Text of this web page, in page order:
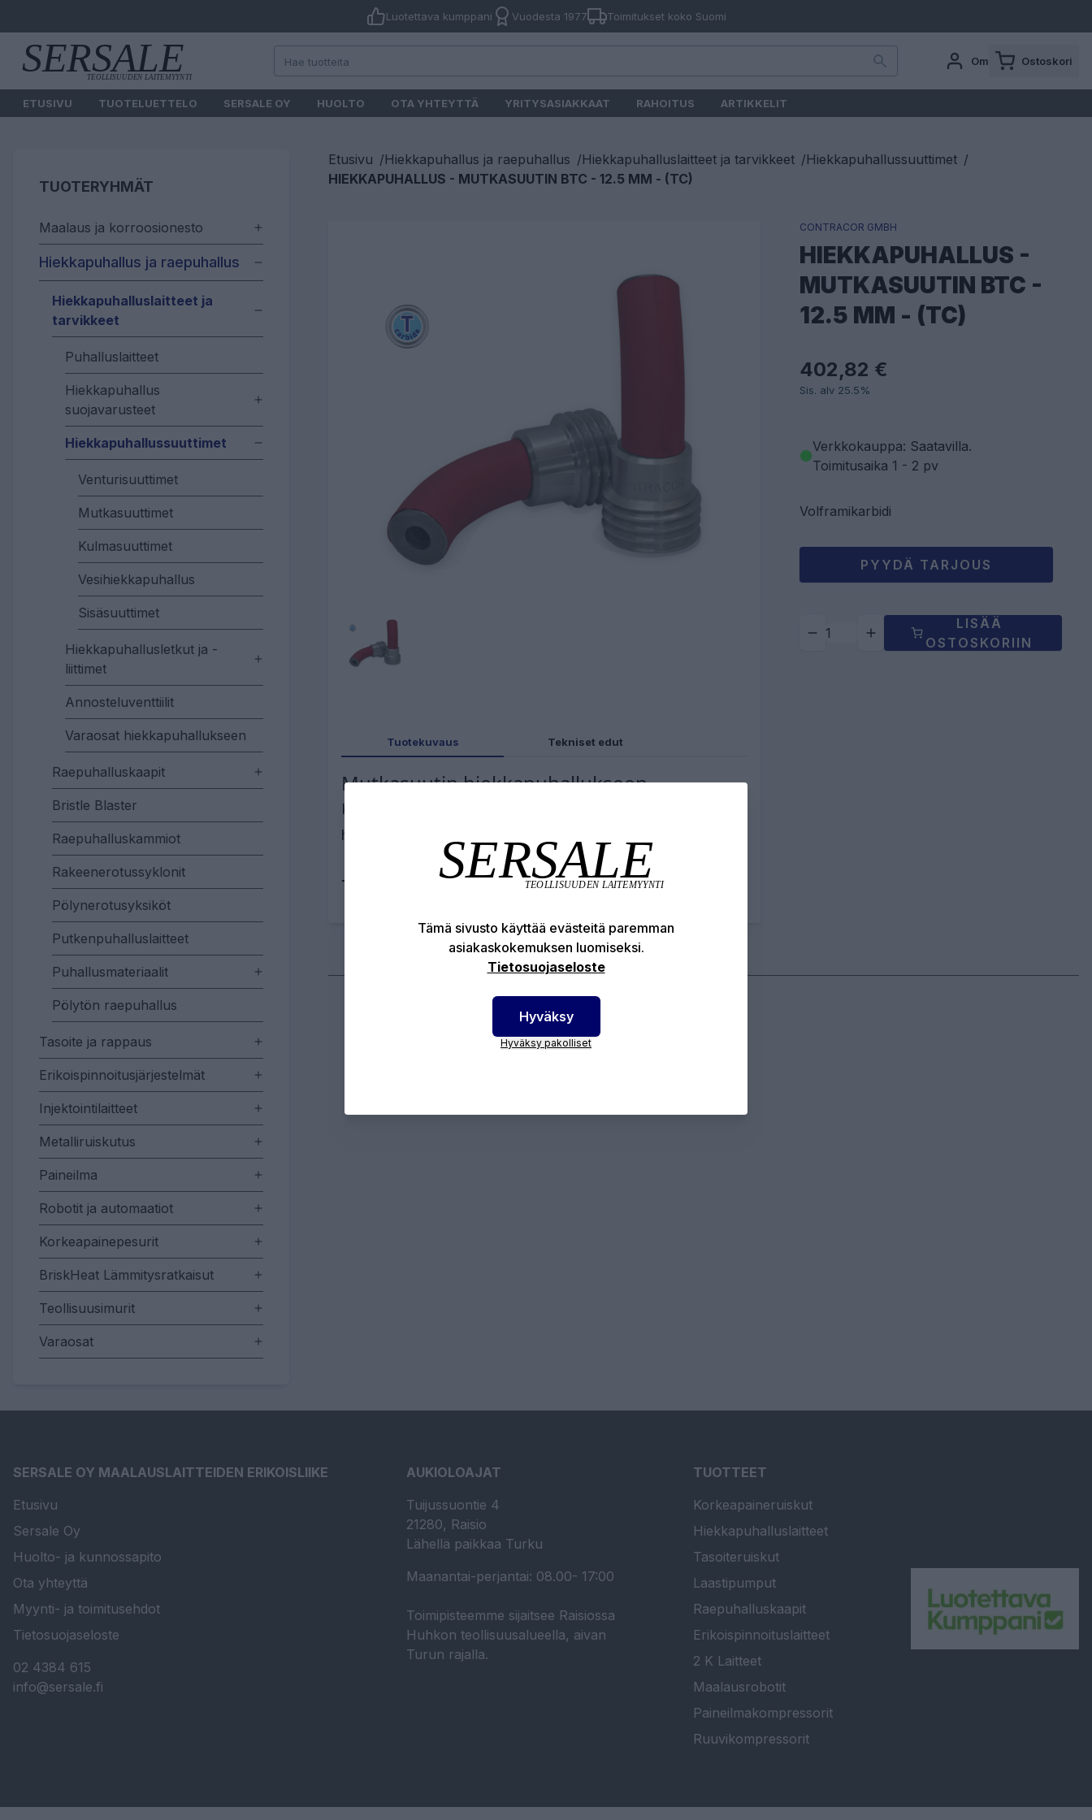
Luotettava kumppani Vuodesta 1977 Toimitukset koko Suomi
Oma tili Ostoskori
ETUSIVU TUOTELUETTELO SERSALE OY HUOLTO OTA YHTEYTTÄ YRITYSASIAKKAAT RAHOITUS ARTIKKELIT
TUOTERYHMÄT
Maalaus ja korroosionesto
Hiekkapuhallus ja raepuhallus
Hiekkapuhalluslaitteet ja
tarvikkeet
Puhalluslaitteet
Hiekkapuhallus
suojavarusteet
Hiekkapuhallussuuttimet
Venturisuuttimet
Mutkasuuttimet
Kulmasuuttimet
Vesihiekkapuhallus
Sisäsuuttimet
Hiekkapuhallusletkut ja -
liittimet
Annosteluventtiilit
Varaosat hiekkapuhallukseen
Raepuhalluskaapit
Bristle Blaster
Raepuhalluskammiot
Rakeenerotussyklonit
Pölynerotusyksiköt
Putkenpuhalluslaitteet
Puhallusmateriaalit
Pölytön raepuhallus
Tasoite ja rappaus
Erikoispinnoitusjärjestelmät
Injektointilaitteet
Metalliruiskutus
Paineilma
Robotit ja automaatiot
Korkeapainepesurit
BriskHeat Lämmitysratkaisut
Teollisuusimurit
Varaosat
Etusivu /Hiekkapuhallus ja raepuhallus /Hiekkapuhalluslaitteet ja tarvikkeet /Hiekkapuhallussuuttimet /
HIEKKAPUHALLUS - MUTKASUUTIN BTC - 12.5 MM - (TC)
Tuotekuvaus Tekniset edut
Mutkasuutin hiekkapuhallukseen
Kestävästä Volframikarbidista valmistettu 12.5 mm
hiekkapuhallussuutin.
Tuotenumero:
CONTRACOR GMBH
HIEKKAPUHALLUS -
MUTKASUUTIN BTC -
12.5 MM - (TC)
402,82 €
Sis. alv 25.5%
Verkkokauppa: Saatavilla.
Toimitusaika 1 - 2 pv
Volframikarbidi
PYYDÄ TARJOUS
LISÄÄ
OSTOSKORIIN
SERSALE OY MAALAUSLAITTEIDEN ERIKOISLIIKE
Etusivu
Sersale Oy
Huolto- ja kunnossapito
Ota yhteyttä
Myynti- ja toimitusehdot
Tietosuojaseloste
02 4384 615
info@sersale.fi
AUKIOLOAJAT
Tuijussuontie 4
21280, Raisio
Lähellä paikkaa Turku
Maanantai-perjantai: 08.00- 17:00
Toimipisteemme sijaitsee Raisiossa
Huhkon teollisuusalueella, aivan
Turun rajalla.
TUOTTEET
Korkeapaineruiskut
Hiekkapuhalluslaitteet
Tasoiteruiskut
Laastipumput
Raepuhalluskaapit
Erikoispinnoituslaitteet
2 K Laitteet
Maalausrobotit
Paineilmakompressorit
Ruuvikompressorit
Tämä sivusto käyttää evästeitä paremman
asiakaskokemuksen luomiseksi.
Tietosuojaseloste
Hyväksy
Hyväksy pakolliset